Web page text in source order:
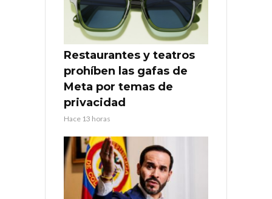
Restaurantes y teatros
prohíben las gafas de
Meta por temas de
privacidad
Hace 13 horas